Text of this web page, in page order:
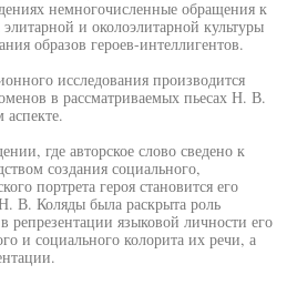
немногочисленные обращения к
и околоэлитарной культуры
образов героев-интеллигентов.
исследования производится
в рассматриваемых пьесах Н. В.
где авторское слово сведено к
создания социального,
портрета героя становится его
В. Коляды была раскрыта роль
репрезентации языковой личности его
и социального колорита их речи, а